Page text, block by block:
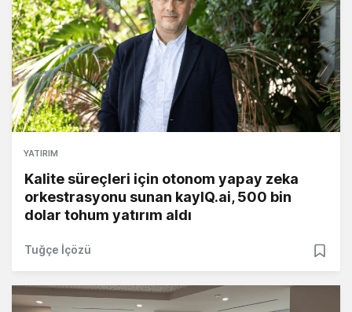
YATIRIM
Kalite süreçleri için otonom yapay zeka
orkestrasyonu sunan kayIQ.ai, 500 bin
dolar tohum yatırım aldı
Tuğçe İçözü